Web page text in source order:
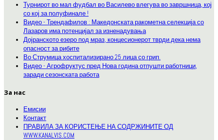
Турнирот во мал фудбал во Василево влегува во завршница, кој
со кој за полуфинале !
Видео - Трендафилов : Македонската ракометна селекција со
Лазаров има потенцијал за изненадувања
Дојранското езеро под мраз, концесионерот тврди дека нема
опасност за рибите
Во Струмица хоспитализирано 25 лица со грип.
Видео - Агрофруктус пред Нова година отпушти работници,
заради сезонската работа
За нас
Емисии
Контакт
ПРАВИЛА ЗА КОРИСТЕЊЕ НА СОДРЖИНИТЕ ОД
WWW.KANALVIS.COM